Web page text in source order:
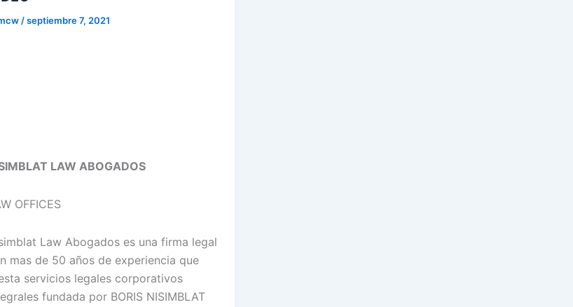
/septiembre 7, 2021
LAW ABOGADOS
OFFICES
Law Abogados es una firma legal
mas de 50 años de experiencia que
servicios legales corporativos
fundada por BORIS NISIMBLAT